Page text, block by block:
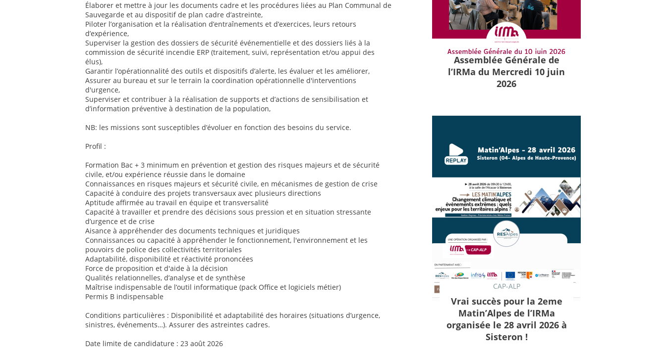
Élaborer et mettre à jour les documents cadre et les procédures liées au Plan Communal de
Sauvegarde et au dispositif de plan cadre d’astreinte,
Piloter l’organisation et la réalisation d’entraînements et d’exercices, leurs retours
d’expérience,
Superviser la gestion des dossiers de sécurité événementielle et des dossiers liés à la
commission de sécurité incendie ERP (traitement, suivi, représentation et/ou appui des
élus),
Garantir l’opérationnalité des outils et dispositifs d’alerte, les évaluer et les améliorer,
Assurer au bureau et sur le terrain la coordination opérationnelle d'interventions
d'urgence,
Superviser et contribuer à la réalisation de supports et d’actions de sensibilisation et
d’information préventive à destination de la population,
NB: les missions sont susceptibles d’évoluer en fonction des besoins du service.
Profil :
Formation Bac + 3 minimum en prévention et gestion des risques majeurs et de sécurité
civile, et/ou expérience réussie dans le domaine
Connaissances en risques majeurs et sécurité civile, en mécanismes de gestion de crise
Capacité à conduire des projets transversaux avec plusieurs directions
Aptitude affirmée au travail en équipe et transversalité
Capacité à travailler et prendre des décisions sous pression et en situation stressante
d’urgence et de crise
Aisance à appréhender des documents techniques et juridiques
Connaissances ou capacité à appréhender le fonctionnement, l'environnement et les
pouvoirs de police des collectivités territoriales
Adaptabilité, disponibilité et réactivité prononcées
Force de proposition et d'aide à la décision
Qualités relationnelles, d’analyse et de synthèse
Maîtrise indispensable de l’outil informatique (pack Office et logiciels métier)
Permis B indispensable
Conditions particulières : Disponibilité et adaptabilité des horaires (situations d’urgence,
sinistres, événements…). Assurer des astreintes cadres.
Date limite de candidature : 23 août 2026
Assemblée Générale de
l’IRMa du Mercredi 10 juin
2026
CAP-ALP
Vrai succès pour la 2eme
Matin’Alpes de l’IRMa
organisée le 28 avril 2026 à
Sisteron !